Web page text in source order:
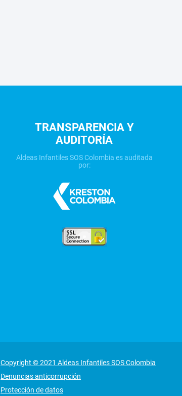
TRANSPARENCIA Y
AUDITORÍA
Aldeas Infantiles SOS Colombia es auditada
por:
Copyright © 2021 Aldeas Infantiles SOS Colombia
Denuncias anticorrupción
Protección de datos